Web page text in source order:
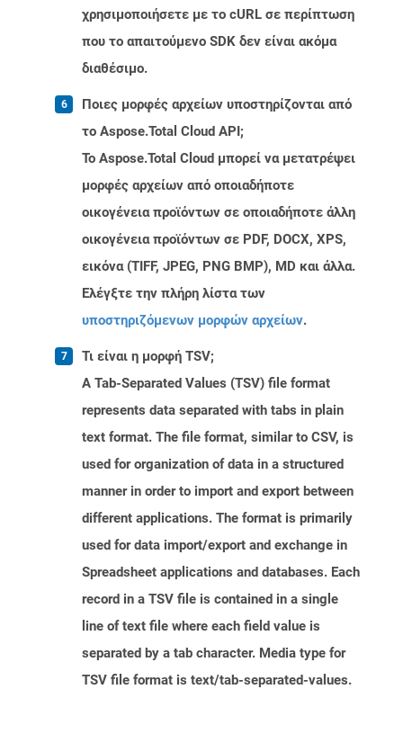
χρησιμοποιήσετε με το cURL σε περίπτωση
που το απαιτούμενο SDK δεν είναι ακόμα
διαθέσιμο.
Ποιες μορφές αρχείων υποστηρίζονται από
το Aspose.Total Cloud API;
Το Aspose.Total Cloud μπορεί να μετατρέψει
μορφές αρχείων από οποιαδήποτε
οικογένεια προϊόντων σε οποιαδήποτε άλλη
οικογένεια προϊόντων σε PDF, DOCX, XPS,
εικόνα (TIFF, JPEG, PNG BMP), MD και άλλα.
Ελέγξτε την πλήρη λίστα των
υποστηριζόμενων μορφών αρχείων.
Τι είναι η μορφή TSV;
A Tab-Separated Values (TSV) file format
represents data separated with tabs in plain
text format. The file format, similar to CSV, is
used for organization of data in a structured
manner in order to import and export between
different applications. The format is primarily
used for data import/export and exchange in
Spreadsheet applications and databases. Each
record in a TSV file is contained in a single
line of text file where each field value is
separated by a tab character. Media type for
TSV file format is text/tab-separated-values.